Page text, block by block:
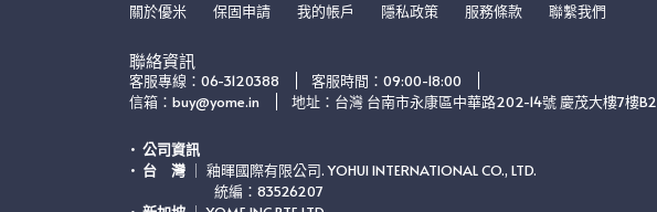
關於優米 保固申請 我的帳戶 隱私政策 服務條款 聯繫我們
聯絡資訊
客服專線：06-3120388
客服時間：09:00-18:00
信箱：buy@yome.in
地址：台灣 台南市永康區中華路202-14號 慶茂大樓7樓B2
公司資訊
台　灣 ｜ 釉暉國際有限公司. YOHUI INTERNATIONAL CO., LTD.
統編：83526207